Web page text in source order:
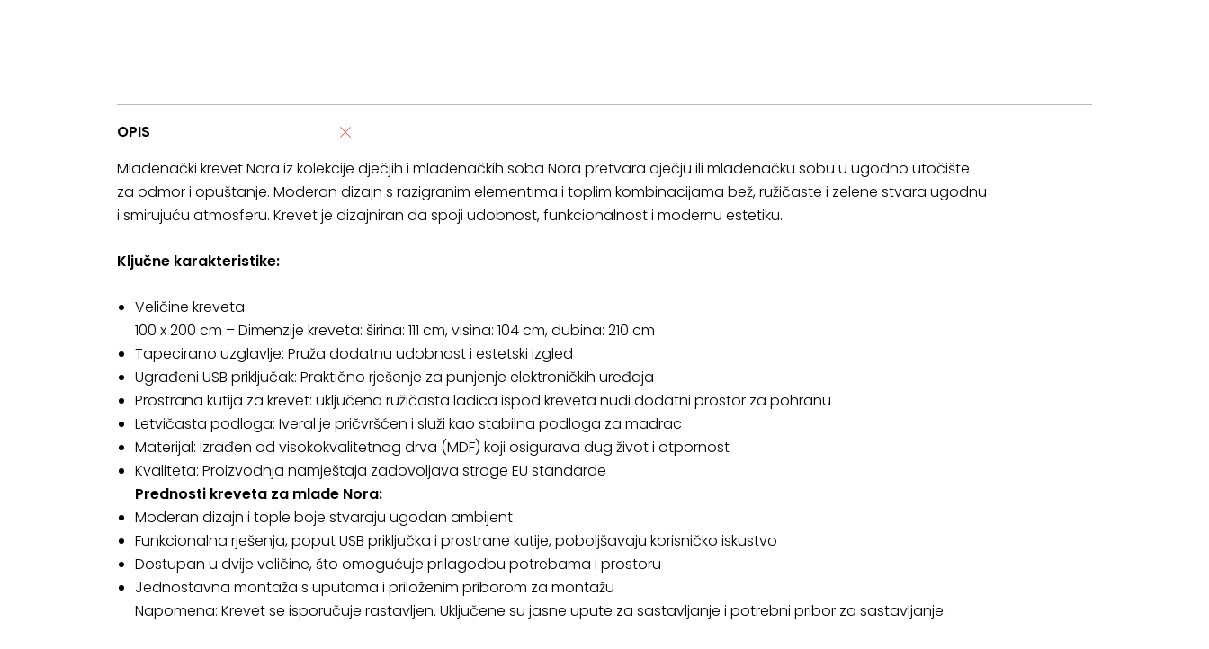
OPIS
Mladenački krevet Nora iz kolekcije dječjih i mladenačkih soba Nora pretvara dječju ili mladenačku sobu u ugodno utočište
za odmor i opuštanje. Moderan dizajn s razigranim elementima i toplim kombinacijama bež, ružičaste i zelene stvara ugodnu
i smirujuću atmosferu. Krevet je dizajniran da spoji udobnost, funkcionalnost i modernu estetiku.
Ključne karakteristike:
Veličine kreveta:
100 x 200 cm – Dimenzije kreveta: širina: 111 cm, visina: 104 cm, dubina: 210 cm
Tapecirano uzglavlje: Pruža dodatnu udobnost i estetski izgled
Ugrađeni USB priključak: Praktično rješenje za punjenje elektroničkih uređaja
Prostrana kutija za krevet: uključena ružičasta ladica ispod kreveta nudi dodatni prostor za pohranu
Letvičasta podloga: Iveral je pričvršćen i služi kao stabilna podloga za madrac
Materijal: Izrađen od visokokvalitetnog drva (MDF) koji osigurava dug život i otpornost
Kvaliteta: Proizvodnja namještaja zadovoljava stroge EU standarde
Prednosti kreveta za mlade Nora:
Moderan dizajn i tople boje stvaraju ugodan ambijent
Funkcionalna rješenja, poput USB priključka i prostrane kutije, poboljšavaju korisničko iskustvo
Dostupan u dvije veličine, što omogućuje prilagodbu potrebama i prostoru
Jednostavna montaža s uputama i priloženim priborom za montažu
Napomena: Krevet se isporučuje rastavljen. Uključene su jasne upute za sastavljanje i potrebni pribor za sastavljanje.